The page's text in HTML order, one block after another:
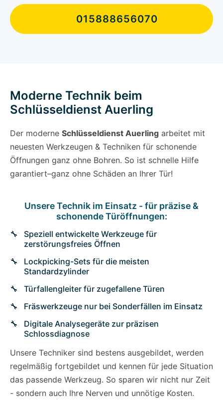
015888656070
Moderne Technik beim
Schlüsseldienst Auerling
Der moderne Schlüsseldienst Auerling arbeitet mit
neuesten Werkzeugen & Techniken für schonende
Öffnungen ganz ohne Bohren. So ist schnelle Hilfe
garantiert–ganz ohne Schäden an Ihrer Tür!
Unsere Technik im Einsatz - für präzise &
schonende Türöffnungen:
Speziell entwickelte Werkzeuge für
zerstörungsfreies Öffnen
Lockpicking-Sets für die meisten
Standardzylinder
Türfallengleiter für zugefallene Türen
Fräswerkzeuge nur bei Sonderfällen im Einsatz
Digitale Analysegeräte zur präzisen
Schlossdiagnose
Unsere Techniker sind bestens ausgebildet, werden
regelmäßig fortgebildet und kennen für jede Situation
das passende Werkzeug. So sparen wir nicht nur Zeit
- sondern auch Ihre Nerven und unnötige Kosten.